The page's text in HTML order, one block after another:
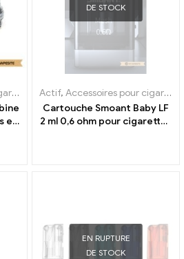
,Évaporateur
en
DE STOCK
Actif, Accessoires pour cigarettes électroniques
Cartouche Smoant Baby LF
2 ml 0,6 ohm pour cigarettes
EN RUPTURE
DE STOCK